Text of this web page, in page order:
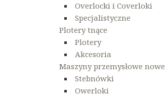
Overlocki i Coverloki
Specjalistyczne
Plotery tnące
Plotery
Akcesoria
Maszyny przemysłowe nowe
Stebnówki
Owerloki